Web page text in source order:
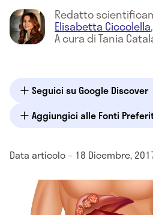
Redatto
Elisabetta Ciccolella,
A cura di Tania
Seguici su Google Discover
Aggiungici alle Fonti
Data articolo – 18 Dicembre,